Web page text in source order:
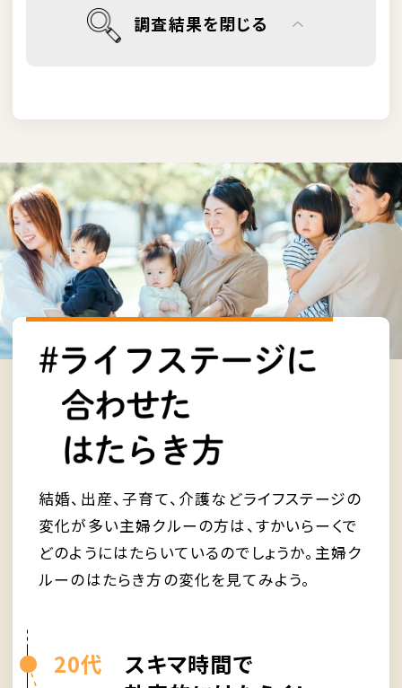
調査結果を閉じる
結婚、出産、子育て、介護などライフステージの
変化が多い主婦クルーの方は、すかいらーくで
どのようにはたらいているのでしょうか。主婦ク
ルーのはたらき方の変化を見てみよう。
20代
スキマ時間で